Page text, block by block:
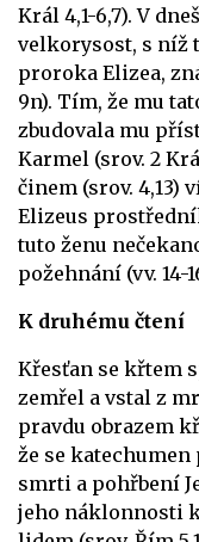
Král 4,1-6,7). V
velkorysost, s níž
proroka Elizea,
9n). Tím, že mu
zbudovala mu
Karmel (srov. 2
činem (srov. 4,13)
Elizeus
tuto ženu
požehnání (vv. 14-
K druhému čtení
Křesťan se křtem
zemřel a vstal z
pravdu obrazem
že se katechumen
smrti a pohřbení
jeho náklonnosti